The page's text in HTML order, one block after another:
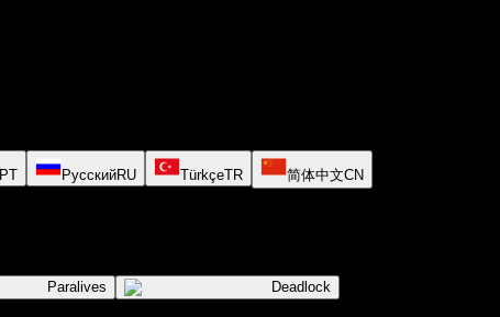
PT РусскийRU TürkçeTR 简体中文CN
Paralives Deadlock